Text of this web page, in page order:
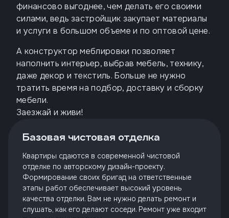
финансово выгоднее, чем делать его своими
силами, ведь застройщик закупает материалы
и услуги в большом объеме и по оптовой цене.
А конструктор меблировки позволяет
наполнить интерьер, выбрав мебель, технику,
даже декор и текстиль. Больше не нужно
тратить время на подбор, доставку и сборку
мебели.
Заезжай и живи!
Базовая чистовая отделка
Квартиры сдаются в современной чистовой
отделке по авторскому дизайн-проекту.
Формирование своих бригад на ответственные
этапы работ обеспечивает высокий уровень
качества отделки. Вам не нужно делать ремонт и
слушать, как его делают соседи. Ремонт уже входит